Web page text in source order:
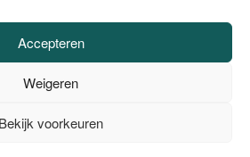
Accepteren
Weigeren
Bekijk voorkeuren
Privacybeleid / Algemene voorwaarden /